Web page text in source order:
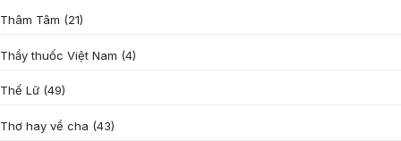
Thâm Tâm (21)
Thầy thuốc Việt Nam (4)
Thế Lữ (49)
Thơ hay về cha (43)